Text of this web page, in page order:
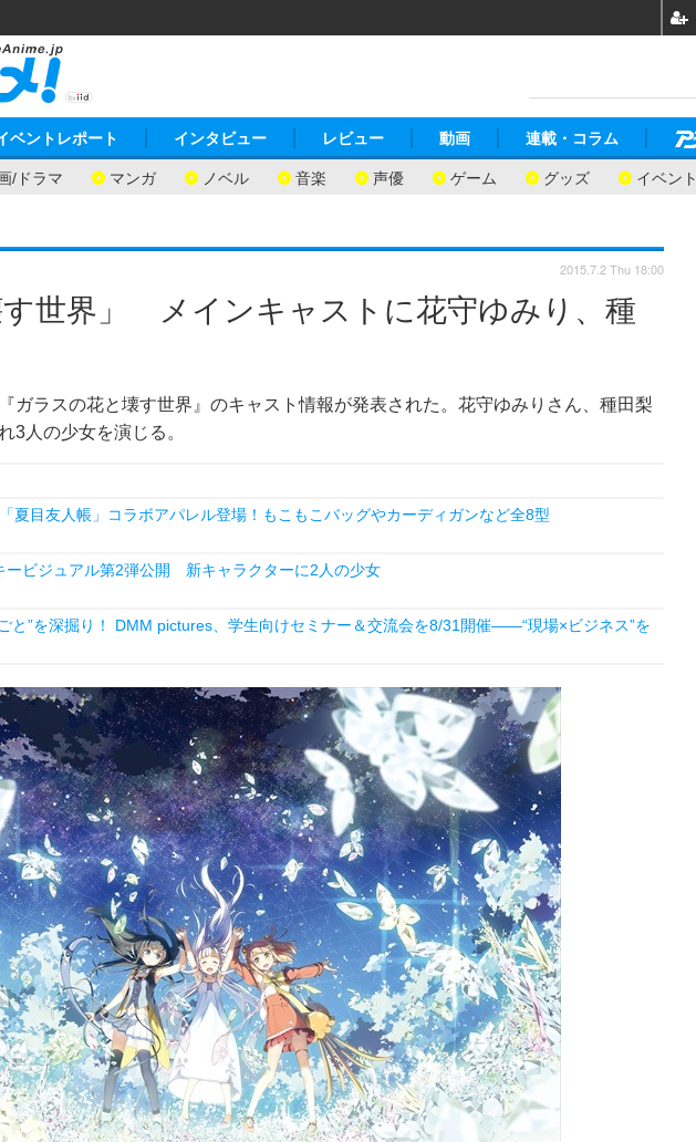
/ドラマ マンガ ノベル 音楽 声優 ゲーム グッズ イベント
ベントレポート インタビュー レビュー 動画 連載・コラム
す世界」 メインキャストに花守ゆみり、種
ガラスの花と壊す世界』のキャスト情報が発表された。花守ゆみりさん、種田梨
3人の少女を演じる。
2015.7.2 Thu 18:00
夏目友人帳」コラボアパレル登場！もこもこバッグやカーディガンなど全8型
ービジュアル第2弾公開 新キャラクターに2人の少女
と”を深掘り！ DMM pictures、学生向けセミナー＆交流会を8/31開催――“現場×ビジネス”を